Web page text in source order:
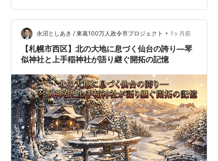
過酷な運命、そして強固な組織力による「新しい故郷」
の創造という、非常に密接で構造的な歴史が存在しま
す。 札幌市手稲記念館 戊辰の敗北と「集団移住」という
決断 明治維新という巨大な時代の転換期、東北の…
永沼としあき / 東葛100万人政令市プロジェクト • 1ヶ月前
【札幌市西区】北の大地に息づく仙台の誇り―琴
似神社と上手稲神社が語り継ぐ開拓の記憶